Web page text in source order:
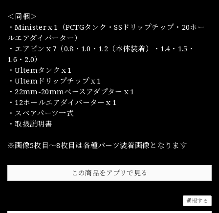
＜同梱＞
・Ministerｘ1（PCTGタンク・SSドリップチップ・20ホー
ルエアダイバーター）
・エアピンｘ7（0.8・1.0・1.2（本体装着）・1.4・1.5・
1.6・2.0）
・Ultemタンクｘ1
・Ultemドリップチップｘ1
・22mm-20mmベースアダプターｘ1
・12ホールエアダイバーターｘ1
・スペアパーツ一式
・取扱説明書
※画像5枚目～8枚目は各種パーツ装着画像となります
この商品をアプリで見る
通報する